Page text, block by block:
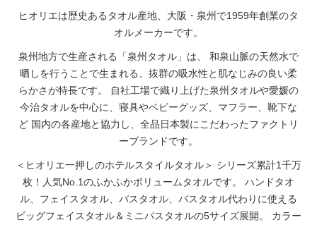
ヒオリエは歴史あるタオル産地、大阪・泉州で1959年創業のタ
オルメーカーです。
泉州地方で生産される「泉州タオル」は、
和泉山脈の天然水で
晒しを行うことで生まれる、抜群の吸水性と肌なじみの良い柔
らかさが特長です。
自社工場で織り上げた泉州タオルや愛媛の
今治タオルを中心に、寝具やベビーグッズ、マフラー、靴下な
ど 国内の各産地と協力し、全品日本製にこだわったファクトリ
ーブランドです。
＜ヒオリエ一押しのホテルスタイルタオル＞ シリーズ累計1千万
枚！人気No.1のふかふかボリュームタオルです。
ハンドタオ
ル、フェイスタオル、バスタオル、バスタオル代わりに使える
ビッグフェイスタオル＆ミニバスタオルの5サイズ展開。
カラー